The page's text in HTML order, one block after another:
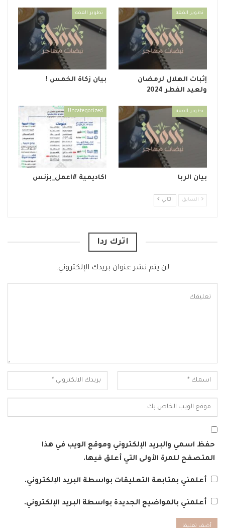
تطوير الفقه
إثبات الهلال لرمضان
ولعيد الفطر 2024
تطوير الفقه
بيان زكاة الخمس !
تطوير الفقه
بيان الربا
Uncategorized
اكاديمية #اعمل_بزنس
السابق التالي
اترك ردا
لن يتم نشر عنوان بريدك الإلكتروني.
حفظ اسمي والبريد الإلكتروني وموقع الويب في هذا
المتصفح للمرة الأولى التي أعلق فيها.
أعلمني بمتابعة التعليقات بواسطة البريد الإلكتروني.
أعلمني بالمواضيع الجديدة بواسطة البريد الإلكتروني.